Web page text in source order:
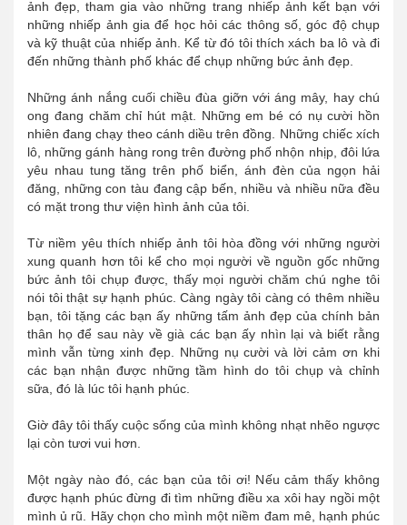
ảnh đẹp, tham gia vào những trang nhiếp ảnh kết bạn với
những nhiếp ảnh gia để học hỏi các thông số, góc độ chụp
và kỹ thuật của nhiếp ảnh. Kể từ đó tôi thích xách ba lô và đi
đến những thành phố khác để chụp những bức ảnh đẹp.
Những ánh nắng cuối chiều đùa giỡn với áng mây, hay chú
ong đang chăm chỉ hút mật. Những em bé có nụ cười hồn
nhiên đang chạy theo cánh diều trên đồng. Những chiếc xích
lô, những gánh hàng rong trên đường phố nhộn nhịp, đôi lứa
yêu nhau tung tăng trên phố biển, ánh đèn của ngọn hải
đăng, những con tàu đang cập bến, nhiều và nhiều nữa đều
có mặt trong thư viện hình ảnh của tôi.
Từ niềm yêu thích nhiếp ảnh tôi hòa đồng với những người
xung quanh hơn tôi kể cho mọi người về nguồn gốc những
bức ảnh tôi chụp được, thấy mọi người chăm chú nghe tôi
nói tôi thật sự hạnh phúc. Càng ngày tôi càng có thêm nhiều
bạn, tôi tặng các bạn ấy những tấm ảnh đẹp của chính bản
thân họ để sau này về già các bạn ấy nhìn lại và biết rằng
mình vẫn từng xinh đẹp. Những nụ cười và lời cảm ơn khi
các bạn nhận được những tầm hình do tôi chụp và chỉnh
sữa, đó là lúc tôi hạnh phúc.
Giờ đây tôi thấy cuộc sống của mình không nhạt nhẽo ngược
lại còn tươi vui hơn.
Một ngày nào đó, các bạn của tôi ơi! Nếu cảm thấy không
được hạnh phúc đừng đi tìm những điều xa xôi hay ngồi một
mình ủ rũ. Hãy chọn cho mình một niềm đam mê, hạnh phúc